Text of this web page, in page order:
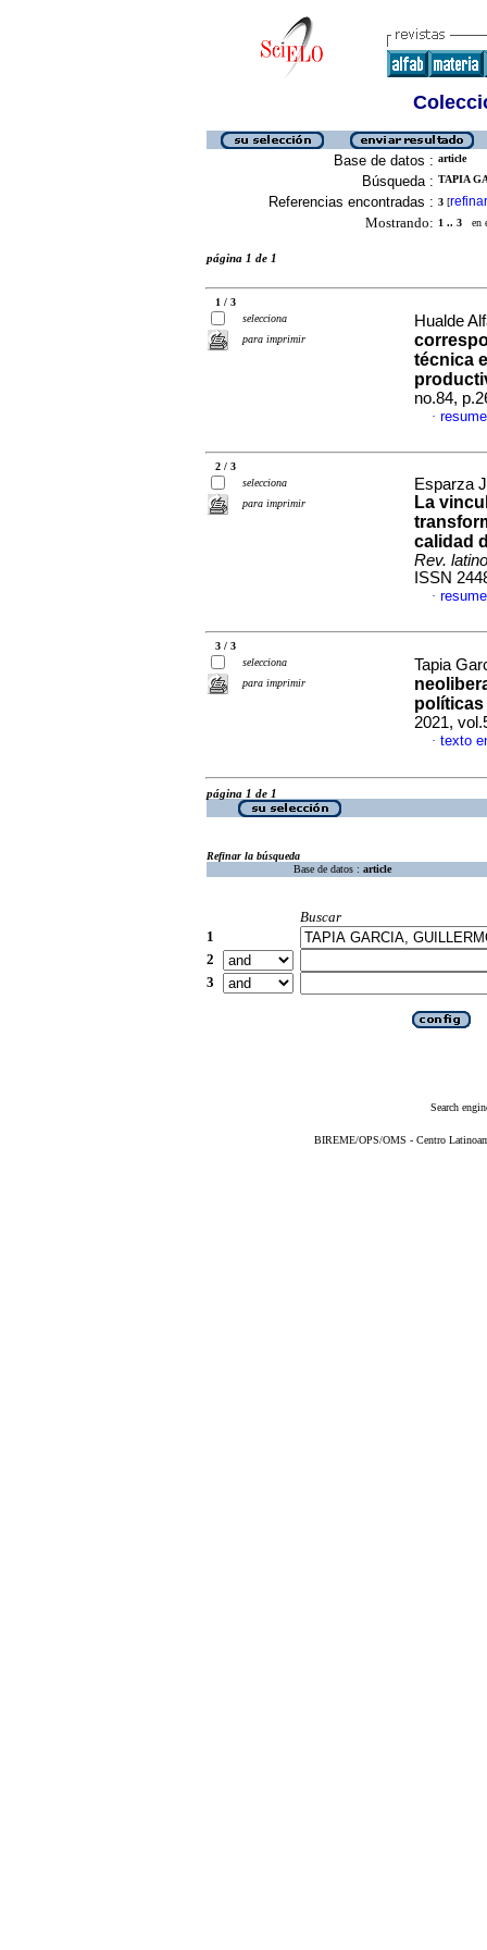
Base de datos : article
Búsqueda : TAPIA
Referencias encontradas : 3 [refinar
Mostrando: 1 .. 3 en
página 1 de 1
1 / 3
selecciona
para imprimir
Hualde
técnica
no.84,
·
2 / 3
selecciona
para imprimir
Esparza
La
calidad
Rev.
ISSN
·
3 / 3
selecciona
para imprimir
Tapia
2021,
· texto
página 1 de 1
Refinar la búsqueda
Base de datos : article
Buscar
1
2
3
Search
BIREME/OPS/OMS - Centro